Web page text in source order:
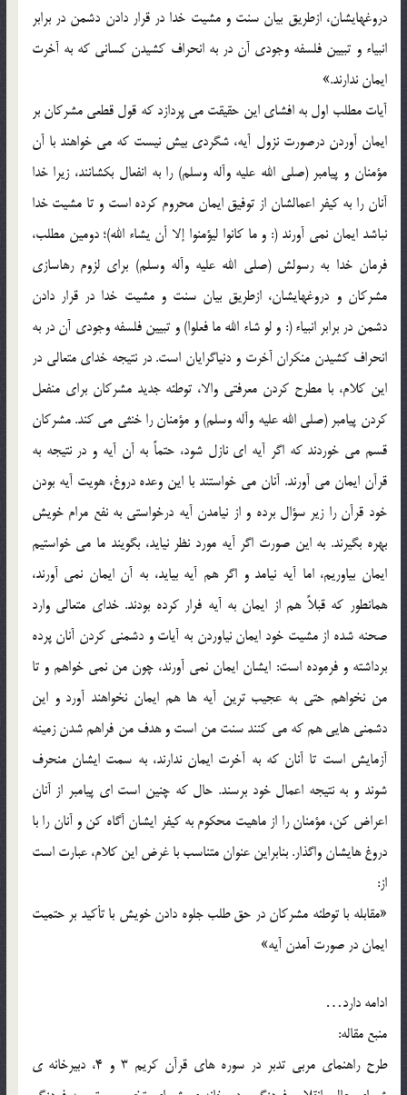
دروغهايشان، ازطريق بيان سنت و مشيت خدا در قرار دادن دشمن در برابر
انبياء و تبيين فلسفه وجودي آن در به انحراف کشيدن کساني که به آخرت
ايمان ندارند.»
آيات مطلب اول به افشاي اين حقيقت مي پردازد که قول قطعي مشرکان بر
ايمان آوردن درصورت نزول آيه، شگردي بيش نيست که مي خواهند با آن
مؤمنان و پيامبر (صلي الله عليه وآله وسلم) را به انفعال بکشانند، زيرا خدا
آنان را به کيفر اعمالشان از توفيق ايمان محروم کرده است و تا مشيت خدا
نباشد ايمان نمي آورند (: و ما کانوا ليؤمنوا إلا أن يشاء الله)؛ دومين مطلب،
فرمان خدا به رسولش (صلي الله عليه وآله وسلم) براي لزوم رهاسازي
مشرکان و دروغهايشان، ازطريق بيان سنت و مشيت خدا در قرار دادن
دشمن در برابر انبياء (: و لو شاء الله ما فعلوا) و تبيين فلسفه وجودي آن در به
انحراف کشيدن منکران آخرت و دنياگرايان است. در نتيجه خداي متعالي در
اين کلام، با مطرح کردن معرفتي والا، توطئه جديد مشرکان براي منفعل
کردن پيامبر (صلي الله عليه وآله وسلم) و مؤمنان را خنثي مي کند. مشرکان
قسم مي خوردند که اگر آيه اي نازل شود، حتماً به آن آيه و در نتيجه به
قرآن ايمان مي آورند. آنان مي خواستند با اين وعده دروغ، هويت آيه بودن
خود قرآن را زير سؤال برده و از نيامدن آيه درخواستي به نفع مرام خويش
بهره بگيرند. به اين صورت اگر آيه مورد نظر نيايد، بگويند ما مي خواستيم
ايمان بياوريم، اما آيه نيامد و اگر هم آيه بيايد، به آن ايمان نمي آورند،
همانطور که قبلاً هم از ايمان به آيه فرار کرده بودند. خداي متعالي وارد
صحنه شده از مشيت خود ايمان نياوردن به آيات و دشمني کردن آنان پرده
برداشته و فرموده است: ايشان ايمان نمي آورند، چون من نمي خواهم و تا
من نخواهم حتي به عجيب ترين آيه ها هم ايمان نخواهند آورد و اين
دشمني هايي هم که مي کنند سنت من است و هدف من فراهم شدن زمينه
آزمايش است تا آنان که به آخرت ايمان ندارند، به سمت ايشان منحرف
شوند و به نتيجه اعمال خود برسند. حال که چنين است اي پيامبر از آنان
اعراض کن، مؤمنان را از ماهيت محکوم به کيفر ايشان آگاه کن و آنان را با
دروغ هايشان واگذار. بنابراين عنوان متناسب با غرض اين کلام، عبارت است
از:
«مقابله با توطئه مشرکان در حق طلب جلوه دادن خويش با تأکيد بر حتميت
ايمان در صورت آمدن آيه»
ادامه دارد…
منبع مقاله:
طرح راهنماي مربي تدبر در سوره هاي قرآن کريم 3 و 4، دبيرخانه ي